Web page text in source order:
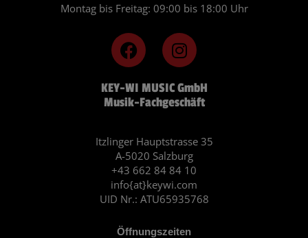
KEY-WI MUSIC GmbH
Musik-Fachgeschäft
Itzlinger Hauptstrasse 35
A-5020 Salzburg
+43 662 84 84 10
info{at}keywi.com
UID Nr.: ATU65935768
Öffnungszeiten
F
a
c
e
b
o
k
I
n
s
t
a
r
a
m
Montag bis Freitag: 09:00 bis 18:00 Uhr